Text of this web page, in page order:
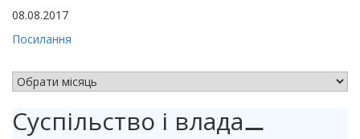
08.08.2017
Посилання
Суспільство і влада⚊